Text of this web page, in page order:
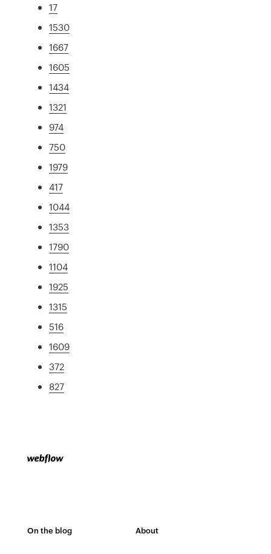
17
1530
1667
1605
1434
1321
974
750
1979
417
1044
1353
1790
1104
1925
1315
516
1609
372
827
On the blog About